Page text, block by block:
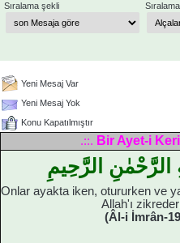
Sıralama şekli
Yeni Mesaj Var
Yeni Mesaj Yok
Konu Kapatılmıştır
.::. Bir Ayet-i
الرَّحْمٰنِ الرَّحِيمِ
Onlar ayakta iken, otururken ve
Allah'ı
(Âl-i İmrân-